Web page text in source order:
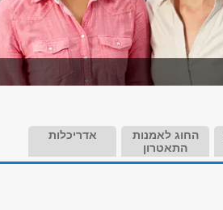
החוג לאמנות
התאטרון
אדריכלות